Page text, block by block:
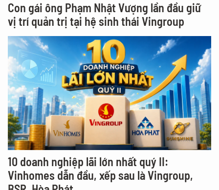
Con gái ông Phạm Nhật Vượng lần đầu giữ
vị trí quản trị tại hệ sinh thái Vingroup
10 doanh nghiệp lãi lớn nhất quý II:
Vinhomes dẫn đầu, xếp sau là Vingroup,